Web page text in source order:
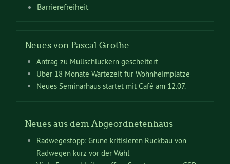
Barrierefreiheit
Neues von Pascal Grothe
Antrag zu Müllschluckern gescheitert
Über 18 Monate Wartezeit für Wohnheimplätze
Neues Seminarhaus startet mit Café am 12.07.
Neues aus dem Abgeordnetenhaus
Radwegestopp: Grüne kritisieren Rückbau von
Radwegen kurz vor der Wahl